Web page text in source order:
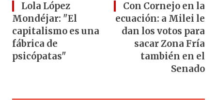
Lola López
Mondéjar: "El
capitalismo es una
fábrica de
psicópatas"
Con Cornejo en la
ecuación: a Milei le
dan los votos para
sacar Zona Fría
también en el
Senado